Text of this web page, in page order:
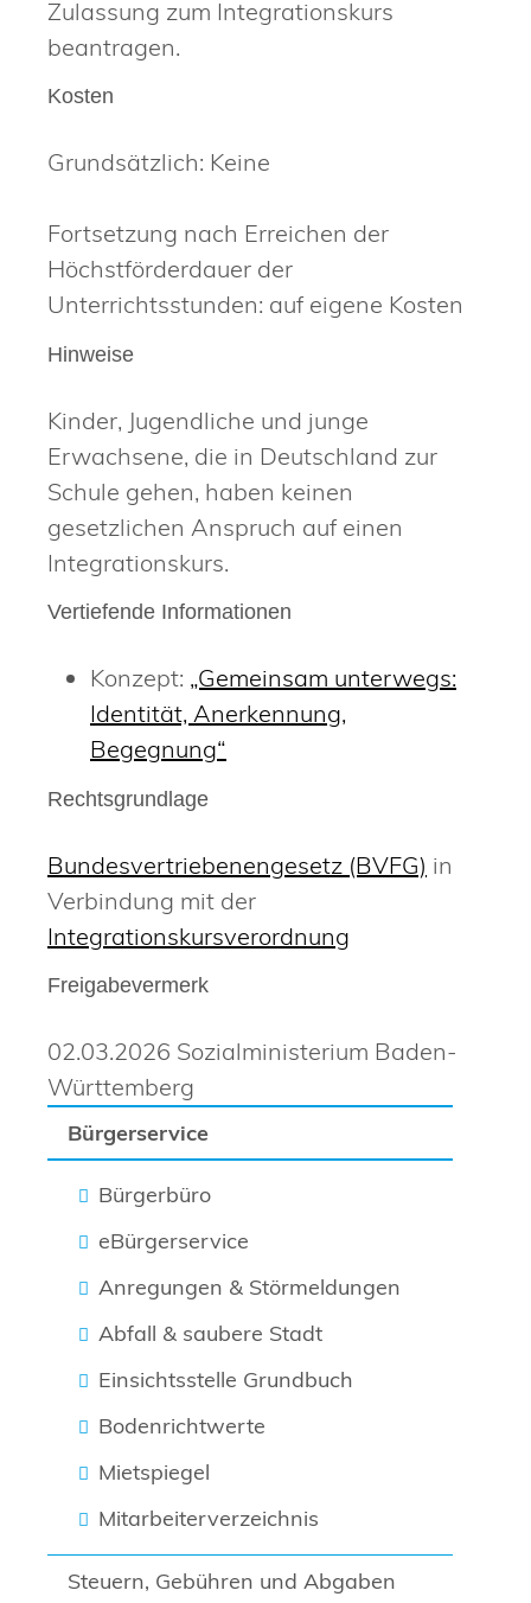
Bürgerservice
Bürgerbüro
eBürgerservice
Anregungen & Störmeldungen
Abfall & saubere Stadt
Einsichtsstelle Grundbuch
Bodenrichtwerte
Mietspiegel
Mitarbeiterverzeichnis
Steuern, Gebühren und Abgaben
Zulassung zum Integrationskurs
beantragen.
Kosten
Grundsätzlich: Keine
Fortsetzung nach Erreichen der
Höchstförderdauer der
Unterrichtsstunden: auf eigene Kosten
Hinweise
Kinder, Jugendliche und junge
Erwachsene, die in Deutschland zur
Schule gehen, haben keinen
gesetzlichen Anspruch auf einen
Integrationskurs.
Vertiefende Informationen
Konzept: „Gemeinsam unterwegs:
Identität, Anerkennung,
Begegnung“
Rechtsgrundlage
Bundesvertriebenengesetz (BVFG) in
Verbindung mit der
Integrationskursverordnung
Freigabevermerk
02.03.2026 Sozialministerium Baden-
Württemberg